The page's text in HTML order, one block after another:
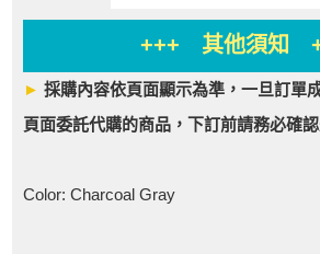
+++ 其他須知
►採購內容依頁面顯示為準，一旦訂單
頁面委託代購的商品，下訂前請務必確
Color: Charcoal Gray